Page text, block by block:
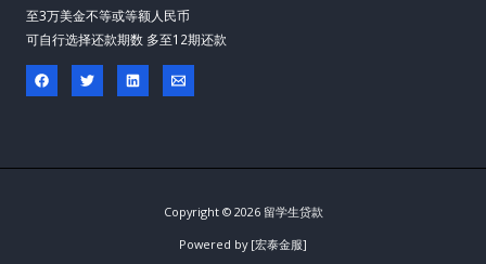
至3万美金不等或等额人民币
可自行选择还款期数 多至12期还款
Copyright © 2026 留学生贷款
Powered by [宏泰金服]